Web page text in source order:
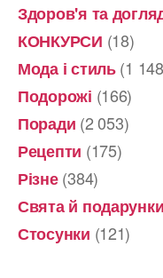
Здоров'я та
КОНКУРСИ (18)
Мода і стиль(1
Подорожі (166)
Поради (2 053)
Рецепти (175)
Різне(384)
Свята й подарунки
Стосунки (121)